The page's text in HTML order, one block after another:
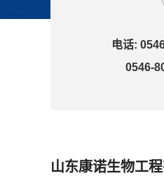
电话:
0546-
山东康诺生物工